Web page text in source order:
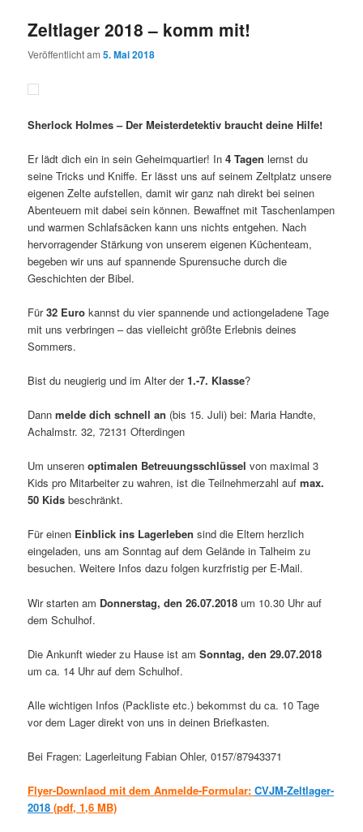
Zeltlager 2018 – komm mit!
Veröffentlicht am5. Mai 2018
Sherlock Holmes – Der Meisterdetektiv braucht deine Hilfe!
Er lädt dich ein in sein Geheimquartier! In4 Tagen lernst du
seine Tricks und Kniffe. Er lässt uns auf seinem Zeltplatz unsere
eigenen Zelte aufstellen, damit wir ganz nah direkt bei seinen
Abenteuern mit dabei sein können. Bewaffnet mit Taschenlampen
und warmen Schlafsäcken kann uns nichts entgehen. Nach
hervorragender Stärkung von unserem eigenen Küchenteam,
begeben wir uns auf spannende Spurensuche durch die
Geschichten der Bibel.
Für32 Euro kannst du vier spannende und actiongeladene Tage
mit uns verbringen – das vielleicht größte Erlebnis deines
Sommers.
Bist du neugierig und im Alter der1.-7. Klasse?
Dannmelde dich schnell an (bis 15. Juli) bei: Maria Handte,
Achalmstr. 32, 72131 Ofterdingen
Um unserenoptimalen Betreuungsschlüssel von maximal 3
Kids pro Mitarbeiter zu wahren, ist die Teilnehmerzahl aufmax.
50 Kids beschränkt.
Für einen Einblick ins Lagerleben sind die Eltern herzlich
eingeladen, uns am Sonntag auf dem Gelände in Talheim zu
besuchen. Weitere Infos dazu folgen kurzfristig per E-Mail.
Wir starten am Donnerstag, den 26.07.2018 um 10.30 Uhr auf
dem Schulhof.
Die Ankunft wieder zu Hause ist amSonntag, den 29.07.2018
um ca. 14 Uhr auf dem Schulhof.
Alle wichtigen Infos (Packliste etc.) bekommst du ca. 10 Tage
vor dem Lager direkt von uns in deinen Briefkasten.
Bei Fragen: Lagerleitung Fabian Ohler, 0157/87943371
Flyer-Downlaod mit dem Anmelde-Formular:CVJM-Zeltlager-
2018 (pdf, 1,6 MB)